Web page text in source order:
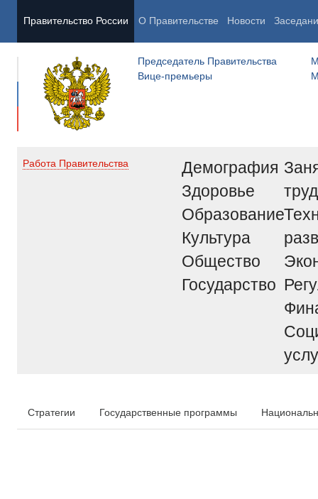
Правительство России О Правительстве Новости
Председатель Правительства
Вице-премьеры
Работа Правительства
Демография
Здоровье
Образование
Культура
Общество
Государство
труд
Стратегии Государственные программы